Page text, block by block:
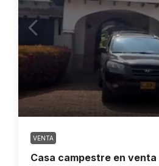
VENTA
Casa campestre en venta